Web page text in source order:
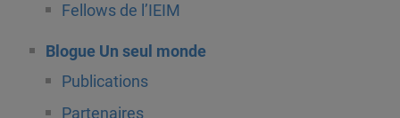
Fellows de l’IEIM
Blogue Un seul monde
Publications
Partenaires